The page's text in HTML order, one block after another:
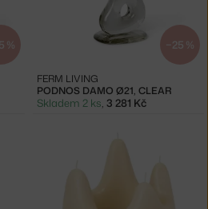
% −25 %
PODNOS DAMO Ø21, CLEAR
FERM LIVING
Skladem 2 ks 3 281 Kč